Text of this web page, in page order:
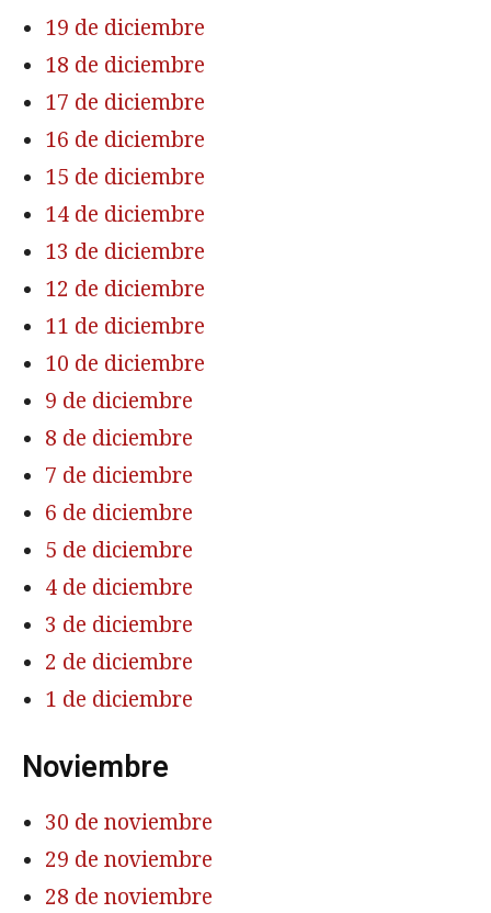
19 de diciembre
18 de diciembre
17 de diciembre
16 de diciembre
15 de diciembre
14 de diciembre
13 de diciembre
12 de diciembre
11 de diciembre
10 de diciembre
9 de diciembre
8 de diciembre
7 de diciembre
6 de diciembre
5 de diciembre
4 de diciembre
3 de diciembre
2 de diciembre
1 de diciembre
Noviembre
30 de noviembre
29 de noviembre
28 de noviembre